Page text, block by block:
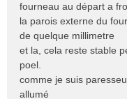
fourneau au départ a
la parois externe du
de quelque millimetre
et la, cela reste stable
poel.
comme je suis
allumé